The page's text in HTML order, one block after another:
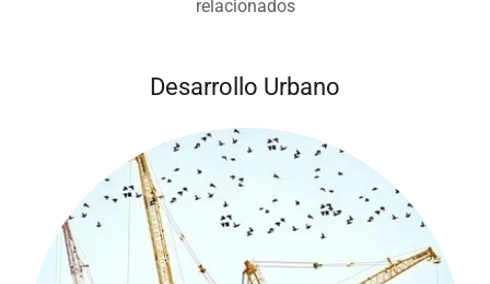
relacionados
Desarrollo Urbano